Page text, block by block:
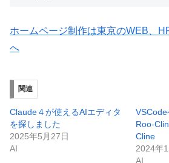
ホームページ制作は東京のWEB、
へ
関連
Claude４が使えるAIエディタ
を探しました
2025年5月27日
AI
VSCode
Roo-
Cline
2024年
AI